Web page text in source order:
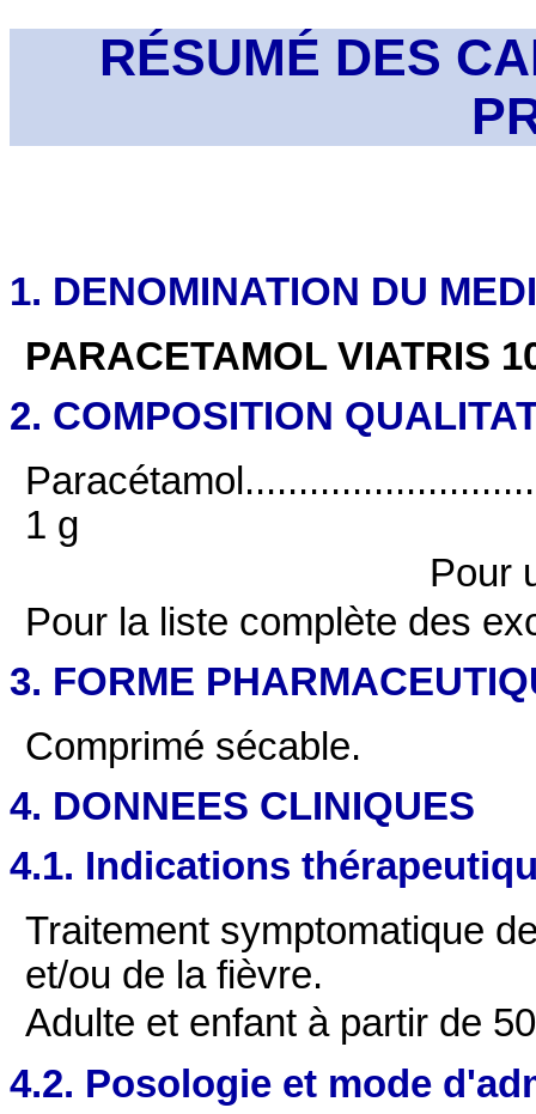
RÉSUMÉ DES
1. DENOMINATION DU
PARACETAMOL VIATRIS
2. COMPOSITION
1 g
Pour
Pour la liste complète des
3. FORME
Comprimé sécable.
4. DONNEES CLINIQUES
4.1. Indications
Traitement symptomatique
et/ou de la fièvre.
Adulte et enfant à partir de
4.2. Posologie et mode